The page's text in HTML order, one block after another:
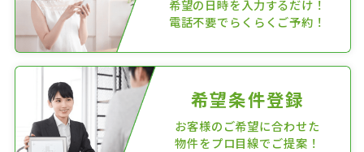
希望の日時を入力するだけ！
電話不要でらくらくご予約！
希望条件登録
お客様のご希望に合わせた
物件をプロ目線でご提案！